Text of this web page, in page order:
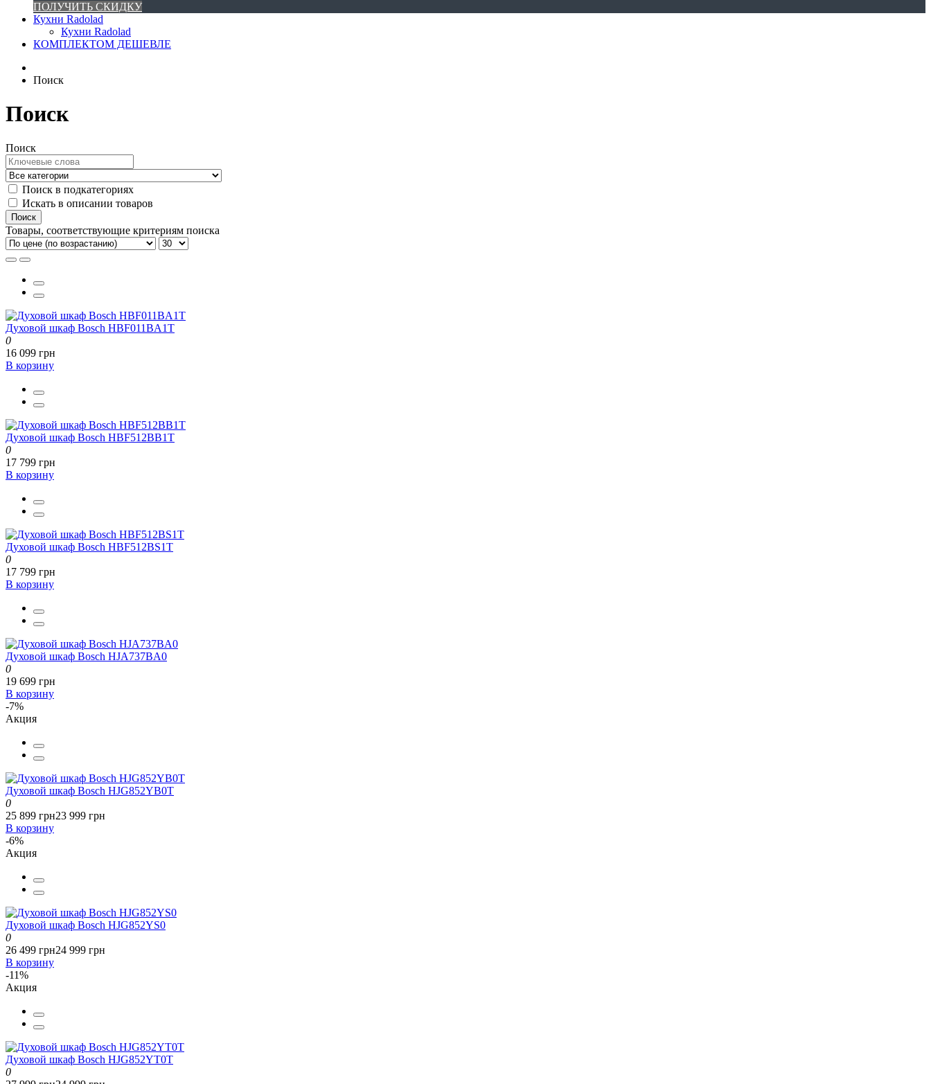
ПОЛУЧИТЬ СКИДКУ
Кухни Radolad
Кухни Radolad
КОМПЛЕКТОМ ДЕШЕВЛЕ
Поиск
Поиск
Поиск
Поиск в подкатегориях
Искать в описании товаров
Товары, соответствующие критериям поиска
Духовой шкаф Bosch HBF011BA1T
0
16 099 грн
В корзину
Духовой шкаф Bosch HBF512BB1T
0
17 799 грн
В корзину
Духовой шкаф Bosch HBF512BS1T
0
17 799 грн
В корзину
Духовой шкаф Bosch HJA737BA0
0
19 699 грн
В корзину
-7%
Акция
Духовой шкаф Bosch HJG852YB0T
0
25 899 грн23 999 грн
В корзину
-6%
Акция
Духовой шкаф Bosch HJG852YS0
0
26 499 грн24 999 грн
В корзину
-11%
Акция
Духовой шкаф Bosch HJG852YT0T
0